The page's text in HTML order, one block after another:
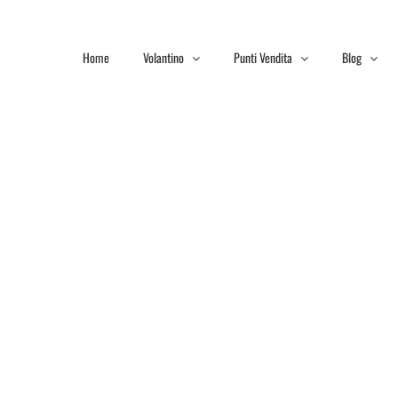
Home Volantino Punti Vendita Blog